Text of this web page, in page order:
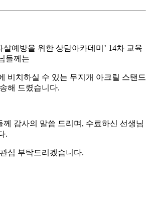
살예방을 위한 상담아카데미’ 14차 교육
들께는
비치하실 수 있는 무지개 아크릴 스탠드
해 드렸습니다.
께 감사의 말씀 드리며, 수료하신 선생님
.
심 부탁드리겠습니다.